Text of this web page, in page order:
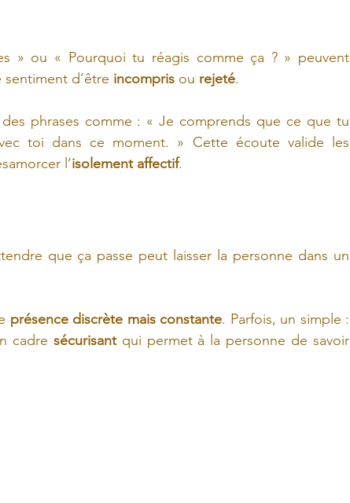
» ou « Pourquoi tu réagis comme ça ? » peuvent
d’être incompris ou rejeté.
des phrases comme : « Je comprends que ce que tu
toi dans ce moment. » Cette écoute valide les
l’isolement affectif.
que ça passe peut laisser la personne dans un
présence discrète mais constante. Parfois, un simple :
cadre sécurisant qui permet à la personne de savoir